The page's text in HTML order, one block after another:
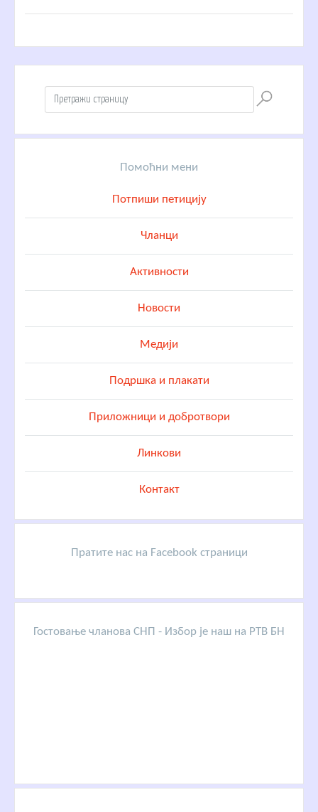
Помоћни мени
Потпиши петицију
Чланци
Активности
Новости
Медији
Подршка и плакати
Приложници и добротвори
Линкови
Контакт
Пратите нас на Facebook страници
Гостовање чланова СНП - Избор је наш на РТВ БН